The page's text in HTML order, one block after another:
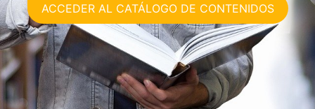
ACCEDER AL CATÁLOGO DE CONTENIDOS